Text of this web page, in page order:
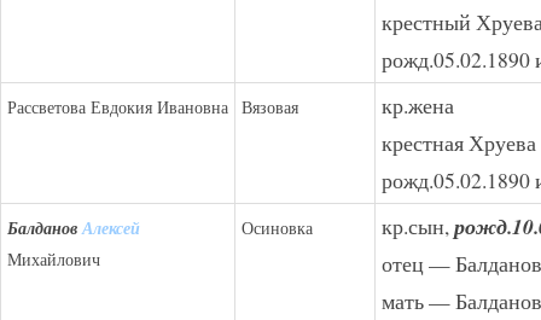
крестный
рожд.05.02.1890
Рассветова Евдокия Ивановна Вязовая
кр.жена
крестная
рожд.05.02.1890
БалдановАлексей
Михайлович
Осиновка кр.сын,
отец —
мать —